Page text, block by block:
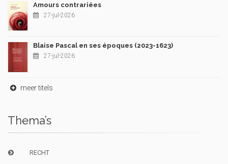
Amours contrariées
27-jul-2026
Blaise Pascal en ses époques (2023-1623)
27-jul-2026
meer titels
Thema’s
RECHT